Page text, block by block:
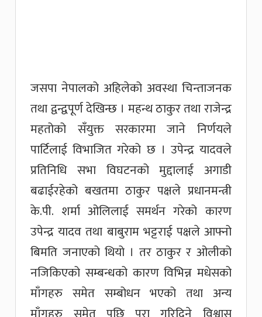
जसपा नेपालको अहिलेको अवस्था चिन्ताजनक
तथा द्वन्द्वपूर्ण देखिन्छ । महन्थ ठाकुर तथा राजेन्द्र
महतोको सँयुक्त सरकारमा जाने निर्णयले
पार्टिलाई विभाजित गरेको छ । उपेन्द्र यादवले
प्रतिनिधि सभा विघटनको मुद्दालाई अगाडी
बढाईरहेको बखतमा ठाकुर पक्षले प्रधानमन्त्री
के.पी. शर्मा ओलिलाई समर्थन गरेको कारण
उपेन्द्र यादव तथा बाबुराम भट्टराई पक्षले आफ्नो
बिमति जनाएको थियो । तर ठाकुर र ओलीको
नजिकिएको सम्बन्धको कारण विभिन्न मधेसको
माँगहरु समेत सम्बोधन भएको तथा अन्य